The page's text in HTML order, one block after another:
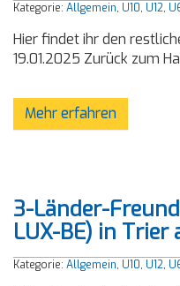
Kategorie: Allgemein, U10, U12,
Hier findet ihr den
19.01.2025 Zurück zum
Mehr erfahren
3-Länder-
LUX-BE) in Trier
Kategorie: Allgemein, U10, U12,